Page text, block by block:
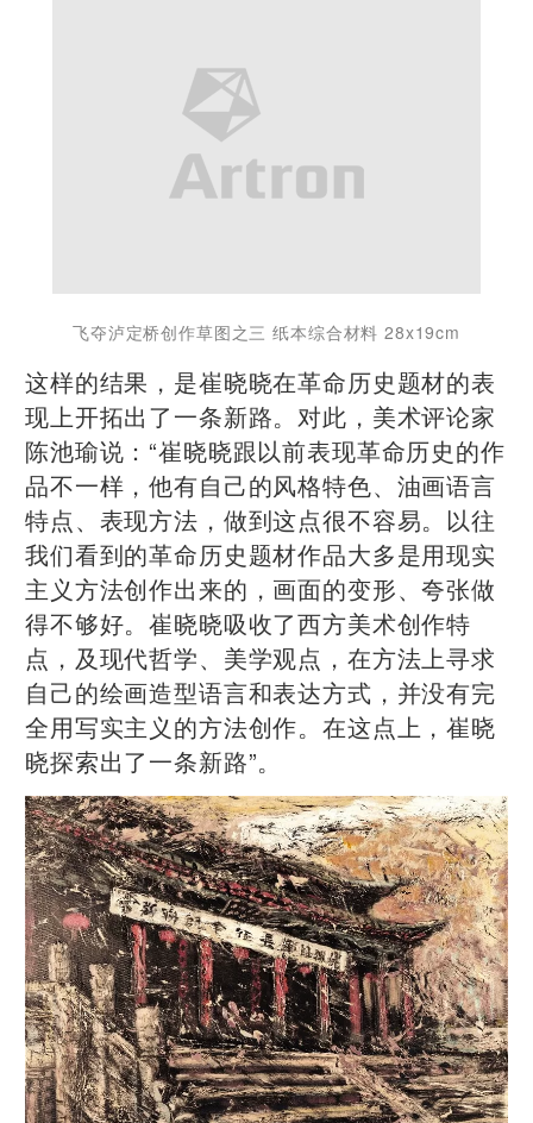
飞夺泸定桥创作草图之三 纸本综合材料 28x19cm
这样的结果，是崔晓晓在革命历史题材的表
现上开拓出了一条新路。对此，美术评论家
陈池瑜说：“崔晓晓跟以前表现革命历史的作
品不一样，他有自己的风格特色、油画语言
特点、表现方法，做到这点很不容易。以往
我们看到的革命历史题材作品大多是用现实
主义方法创作出来的，画面的变形、夸张做
得不够好。崔晓晓吸收了西方美术创作特
点，及现代哲学、美学观点，在方法上寻求
自己的绘画造型语言和表达方式，并没有完
全用写实主义的方法创作。在这点上，崔晓
晓探索出了一条新路”。